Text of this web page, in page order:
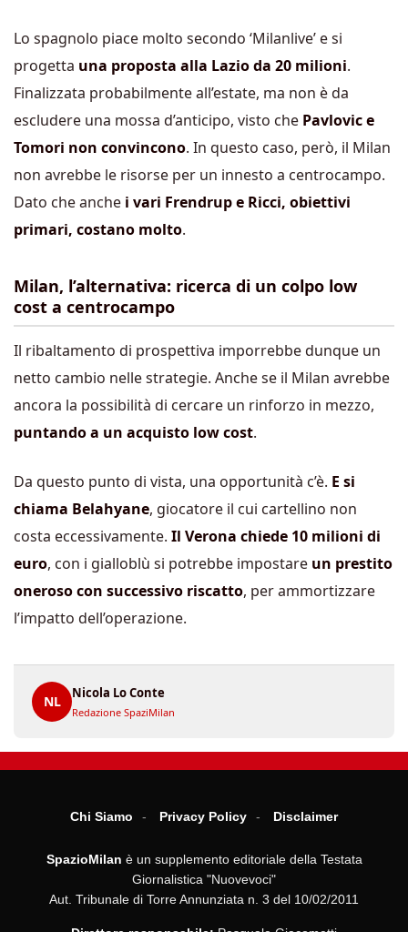
Lo spagnolo piace molto secondo ‘Milanlive’ e si
progetta una proposta alla Lazio da 20 milioni.
Finalizzata probabilmente all’estate, ma non è da
escludere una mossa d’anticipo, visto che Pavlovic e
Tomori non convincono. In questo caso, però, il Milan
non avrebbe le risorse per un innesto a centrocampo.
Dato che anche i vari Frendrup e Ricci, obiettivi
primari, costano molto.
Milan, l’alternativa: ricerca di un colpo low
cost a centrocampo
Il ribaltamento di prospettiva imporrebbe dunque un
netto cambio nelle strategie. Anche se il Milan avrebbe
ancora la possibilità di cercare un rinforzo in mezzo,
puntando a un acquisto low cost.
Da questo punto di vista, una opportunità c’è. E si
chiama Belahyane, giocatore il cui cartellino non
costa eccessivamente. Il Verona chiede 10 milioni di
euro, con i gialloblù si potrebbe impostare un prestito
oneroso con successivo riscatto, per ammortizzare
l’impatto dell’operazione.
NL
Nicola Lo Conte
Redazione SpaziMilan
Chi Siamo Privacy Policy Disclaimer
SpazioMilan è un supplemento editoriale della Testata
Giornalistica "Nuovevoci"
Aut. Tribunale di Torre Annunziata n. 3 del 10/02/2011